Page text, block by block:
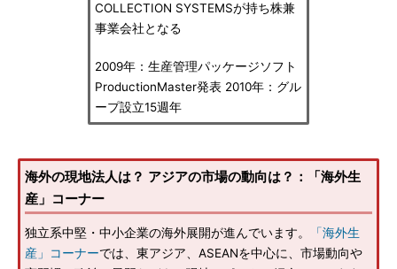
COLLECTION SYSTEMSが持ち株兼
事業会社となる
2009年：生産管理パッケージソフト
ProductionMaster発表 2010年：グル
ープ設立15週年
海外の現地法人は？ アジアの市場の動向は？：「海外生
産」コーナー
独立系中堅・中小企業の海外展開が進んでいます。
「海外生
産」コーナーでは、東アジア、ASEANを中心に、市場動向や